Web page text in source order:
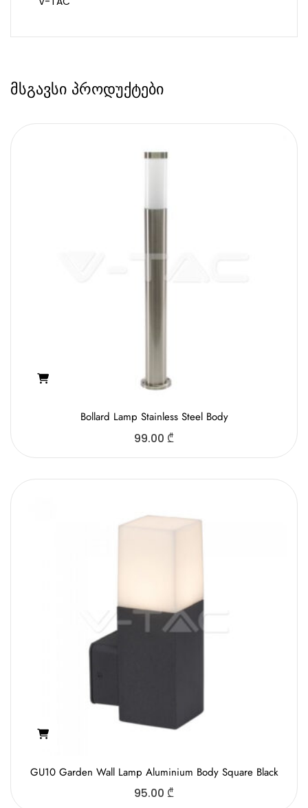
მსგავსი პროდუქტები
Bollard Lamp Stainless Steel Body
99.00 ₾
GU10 Garden Wall Lamp Aluminium Body Square Black
95.00 ₾